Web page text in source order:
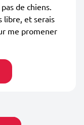
de chiens.
libre, et serais
me promener